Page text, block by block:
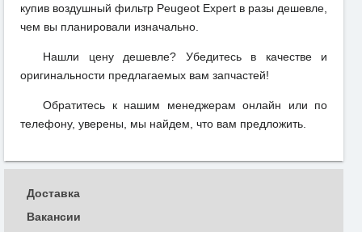
купив воздушный фильтр Peugeot Expert в разы дешевле,
чем вы планировали изначально.
Нашли цену дешевле? Убедитесь в качестве и
оригинальности предлагаемых вам запчастей!
Обратитесь к нашим менеджерам онлайн или по
телефону, уверены, мы найдем, что вам предложить.
Доставка
Вакансии